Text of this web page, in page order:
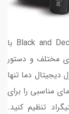
سرخ کن دیجیتال بلک اند دکر Black and Decker AF 700 با
مختلف و دستور
دما تنها
مناسبی را برای
200 درجه سانتیگراد تنظیم کنید.